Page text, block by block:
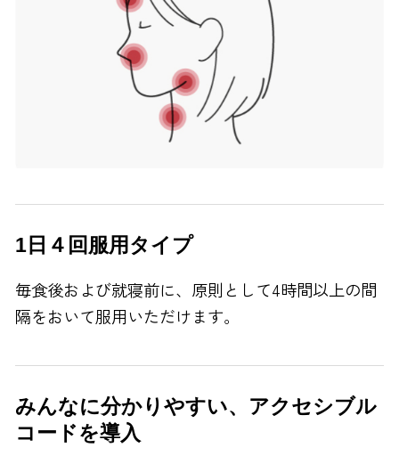
1日４回服用タイプ
毎食後および就寝前に、原則として4時間以上の間
隔をおいて服用いただけます。
みんなに分かりやすい、アクセシブル
コードを導入